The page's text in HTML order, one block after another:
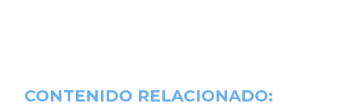
CONTENIDO RELACIONADO: